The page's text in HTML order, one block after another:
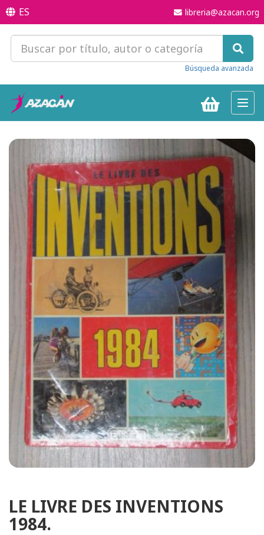
ES libreria@azacan.org
Búsqueda avanzada
LE LIVRE DES INVENTIONS
1984.